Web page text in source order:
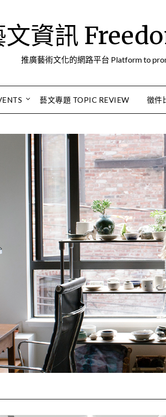
文資訊
推廣藝術文化的網路平台 Platform to
藝文專題 TOPIC REVIEW 徵件